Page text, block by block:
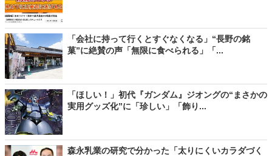
「会社に持って行くとすぐなくなる」“長野の銘
菓”に絶賛の声「無限に食べられる」「...
「ほしい！」初代『ガンダム』ジオングの“まさかの
実用グッズ化”に「珍しい」「飾り...
森永乳業の研究で分かった「太りにくいカラダづく